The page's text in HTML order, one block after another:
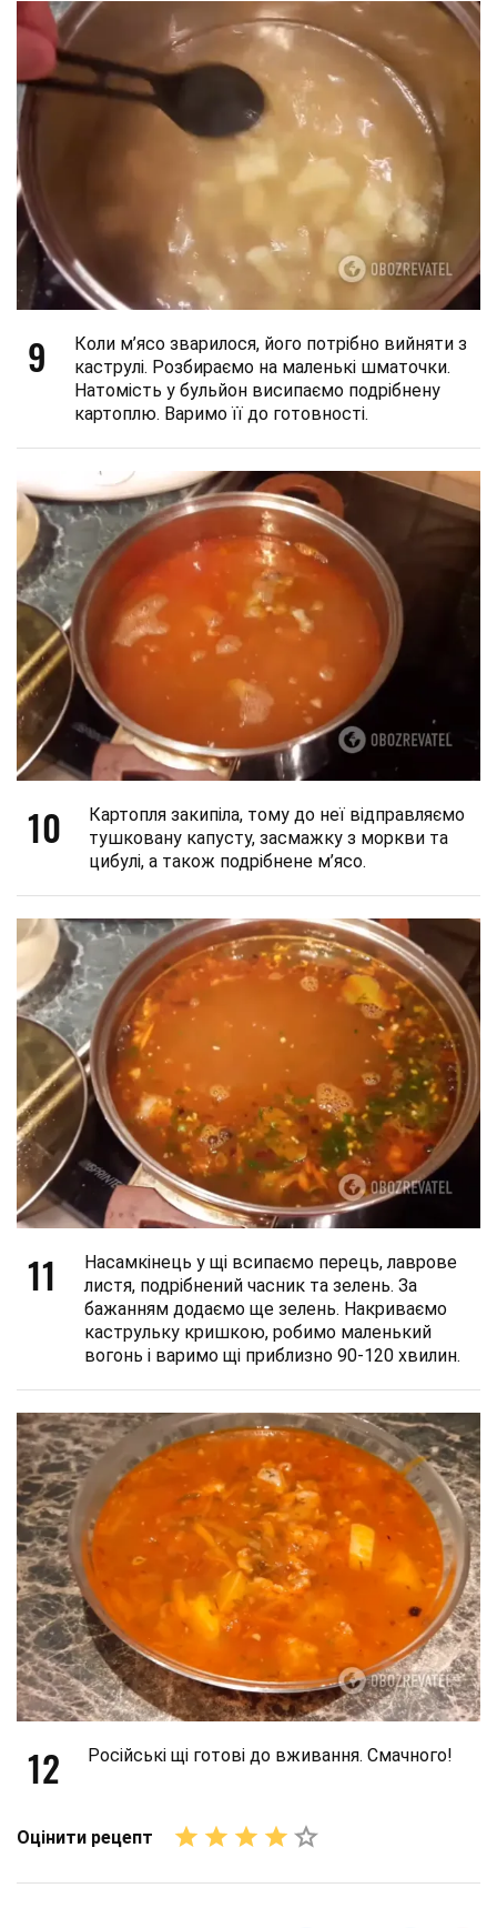
9
Коли м’ясо зварилося, його потрібно вийняти з
каструлі. Розбираємо на маленькі шматочки.
Натомість у бульйон висипаємо подрібнену
картоплю. Варимо її до готовності.
10
Картопля закипіла, тому до неї відправляємо
тушковану капусту, засмажку з моркви та
цибулі, а також подрібнене м’ясо.
11
Насамкінець у щі всипаємо перець, лаврове
листя, подрібнений часник та зелень. За
бажанням додаємо ще зелень. Накриваємо
каструльку кришкою, робимо маленький
вогонь і варимо щі приблизно 90-120 хвилин.
12 Російські щі готові до вживання. Смачного!
Оцінити рецепт